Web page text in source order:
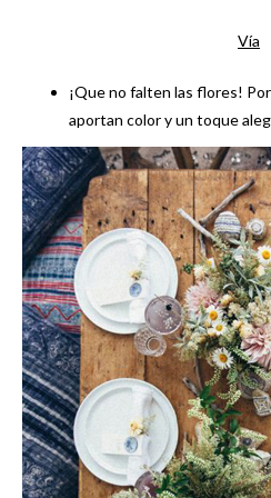
Vía
¡Que no falten las flores!
aportan color y un toque